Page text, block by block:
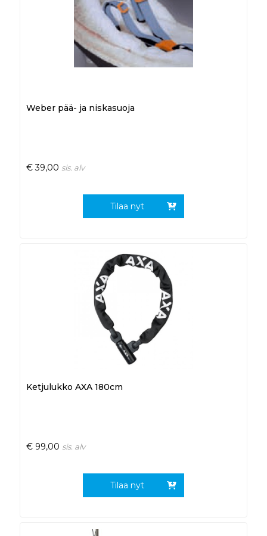
Weber pää- ja niskasuoja
€ 39,00 sis. alv
Tilaa nyt
Ketjulukko AXA 180cm
€ 99,00 sis. alv
Tilaa nyt